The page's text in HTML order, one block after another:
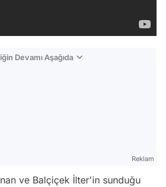
Devamı Aşağıda
Reklam
ve Balçiçek İlter'in sunduğu